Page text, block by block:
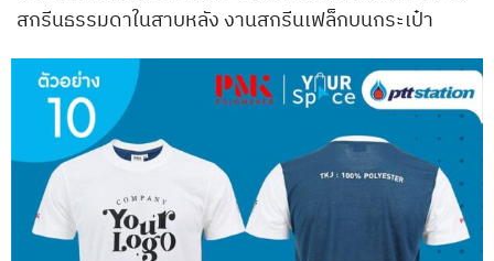
สกรีนธรรมดาในสาบหลัง งานสกรีนเฟล็กบนกระเป๋า